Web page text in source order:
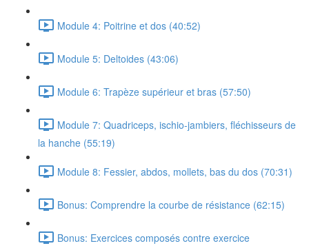
Module 4: Poitrine et dos (40:52)
Module 5: Deltoides (43:06)
Module 6: Trapèze supérieur et bras (57:50)
Module 7: Quadriceps, ischio-jambiers, fléchisseurs de
la hanche (55:19)
Module 8: Fessier, abdos, mollets, bas du dos (70:31)
Bonus: Comprendre la courbe de résistance (62:15)
Bonus: Exercices composés contre exercice